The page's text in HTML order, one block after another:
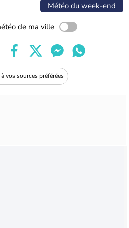
Météo du week-end
de ma ville
vos sources préférées